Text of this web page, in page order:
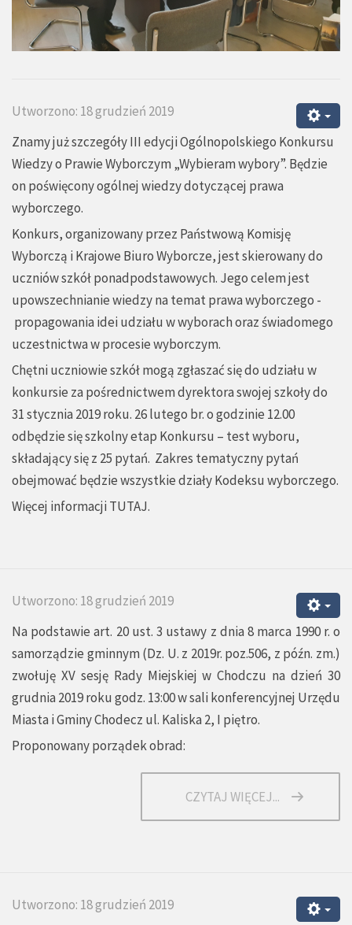
Utworzono: 18 grudzień 2019
Znamy już szczegóły III edycji Ogólnopolskiego Konkursu
Wiedzy o Prawie Wyborczym „Wybieram wybory”. Będzie
on poświęcony ogólnej wiedzy dotyczącej prawa
wyborczego.
Konkurs, organizowany przez Państwową Komisję
Wyborczą i Krajowe Biuro Wyborcze, jest skierowany do
uczniów szkół ponadpodstawowych. Jego celem jest
upowszechnianie wiedzy na temat prawa wyborczego -
propagowania idei udziału w wyborach oraz świadomego
uczestnictwa w procesie wyborczym.
Chętni uczniowie szkół mogą zgłaszać się do udziału w
konkursie za pośrednictwem dyrektora swojej szkoły do
31 stycznia 2019 roku. 26 lutego br. o godzinie 12.00
odbędzie się szkolny etap Konkursu – test wyboru,
składający się z 25 pytań. Zakres tematyczny pytań
obejmować będzie wszystkie działy Kodeksu wyborczego.
Więcej informacji TUTAJ.
Utworzono: 18 grudzień 2019
Na podstawie art. 20 ust. 3 ustawy z dnia 8 marca 1990 r. o
samorządzie gminnym (Dz. U. z 2019r. poz.506, z późn. zm.)
zwołuję XV sesję Rady Miejskiej w Chodczu na dzień 30
grudnia 2019 roku godz. 13:00 w sali konferencyjnej Urzędu
Miasta i Gminy Chodecz ul. Kaliska 2, I piętro.
Proponowany porządek obrad:
CZYTAJ WIĘCEJ...
Utworzono: 18 grudzień 2019